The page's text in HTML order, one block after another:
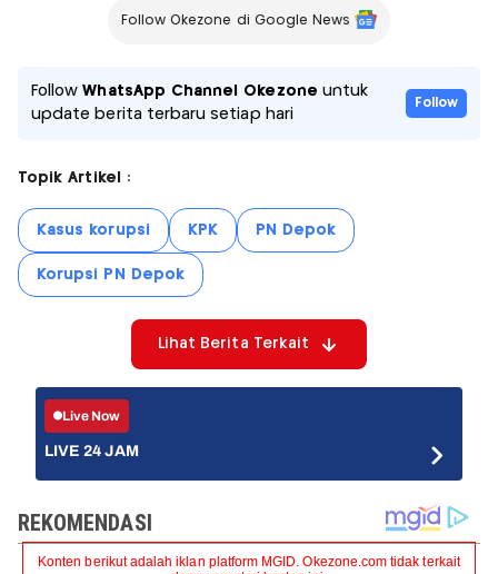
Follow Okezone di Google News
FollowWhatsApp Channel Okezone untuk
update berita terbaru setiap hari
Follow
Topik Artikel :
Kasus korupsi KPK PN Depok
Korupsi PN Depok
Lihat Berita Terkait
Live Now
LIVE 24 JAM